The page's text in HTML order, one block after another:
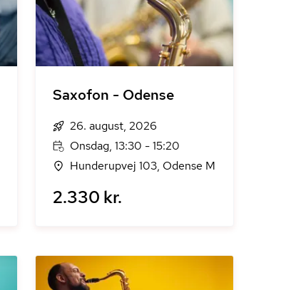
Saxofon - Odense
26. august, 2026
Onsdag, 13:30 - 15:20
Hunderupvej 103, Odense M
2.330 kr.